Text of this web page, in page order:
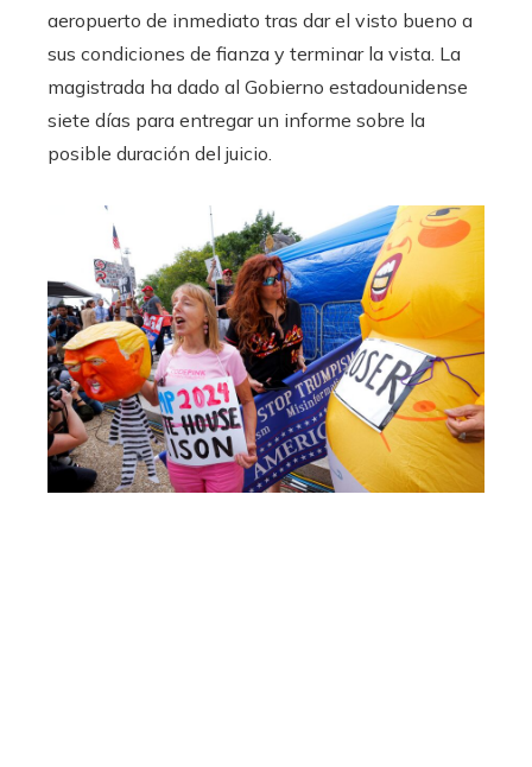
aeropuerto de inmediato tras dar el visto bueno a
sus condiciones de fianza y terminar la vista. La
magistrada ha dado al Gobierno estadounidense
siete días para entregar un informe sobre la
posible duración del juicio.